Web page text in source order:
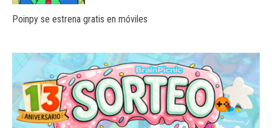
Poinpy se estrena gratis en móviles